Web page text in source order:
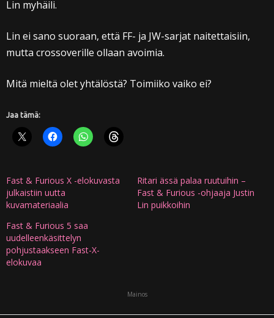
Lin myhäili.
Lin ei sano suoraan, että FF- ja JW-sarjat naitettaisiin,
mutta crossoverille ollaan avoimia.
Mitä mieltä olet yhtälöstä? Toimiiko vaiko ei?
Jaa tämä:
Fast & Furious X -elokuvasta
julkaistiin uutta
kuvamateriaalia
Ritari ässä palaa ruutuihin –
Fast & Furious -ohjaaja Justin
Lin puikkoihin
Fast & Furious 5 saa
uudelleenkäsittelyn
pohjustaakseen Fast-X-
elokuvaa
Mainos